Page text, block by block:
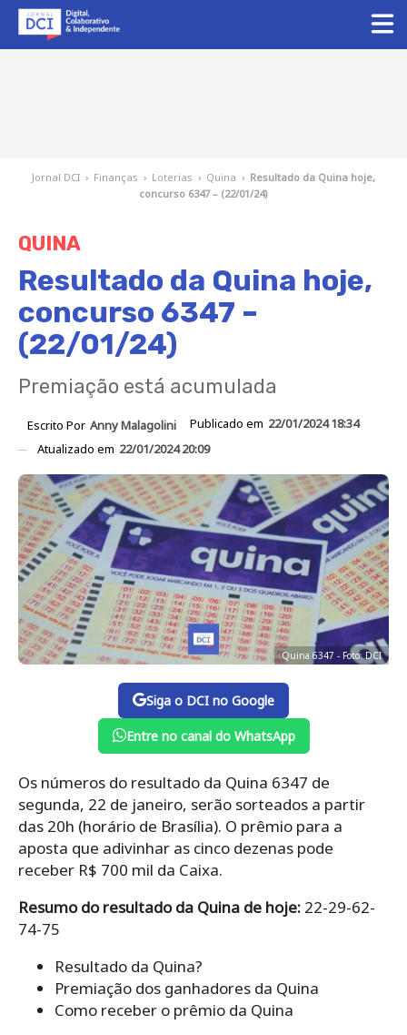
Jornal DCI › Finanças › Loterias › Quina › Resultado da Quina hoje,
concurso 6347 – (22/01/24)
QUINA
Resultado da Quina hoje,
concurso 6347 –
(22/01/24)
Premiação está acumulada
Escrito Por Anny Malagolini Publicado em 22/01/2024 18:34
Atualizado em 22/01/2024 20:09
Quina 6347 - Foto: DCI
Siga o DCI no Google
Entre no canal do WhatsApp
Os números do resultado da Quina 6347 de
segunda, 22 de janeiro, serão sorteados a partir
das 20h (horário de Brasília). O prêmio para a
aposta que adivinhar as cinco dezenas pode
receber R$ 700 mil da Caixa.
Resumo do resultado da Quina de hoje: 22-29-62-
74-75
Resultado da Quina?
Premiação dos ganhadores da Quina
Como receber o prêmio da Quina